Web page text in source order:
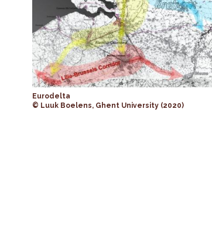
Eurodelta
© Luuk Boelens, Ghent University (2020)